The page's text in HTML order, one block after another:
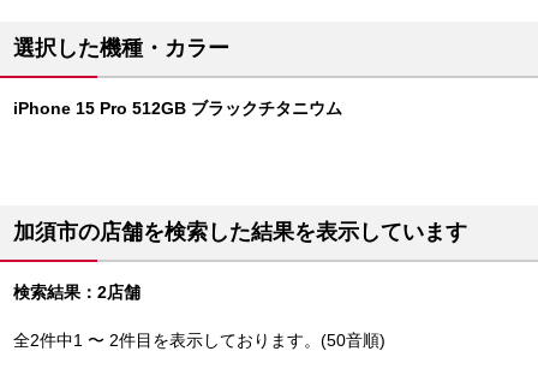
選択した機種・カラー
iPhone 15 Pro 512GB ブラックチタニウム
加須市の店舗を検索した結果を表示しています
検索結果：2店舗
全2件中1 〜 2件目を表示しております。(50音順)